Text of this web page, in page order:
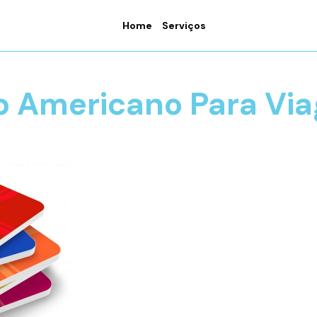
Home Serviços
Americano Para